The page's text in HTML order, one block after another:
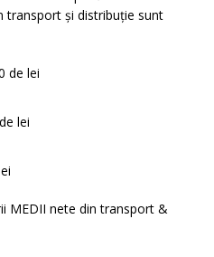
transport și distribuție sunt
de lei
lei
MEDII nete din transport &